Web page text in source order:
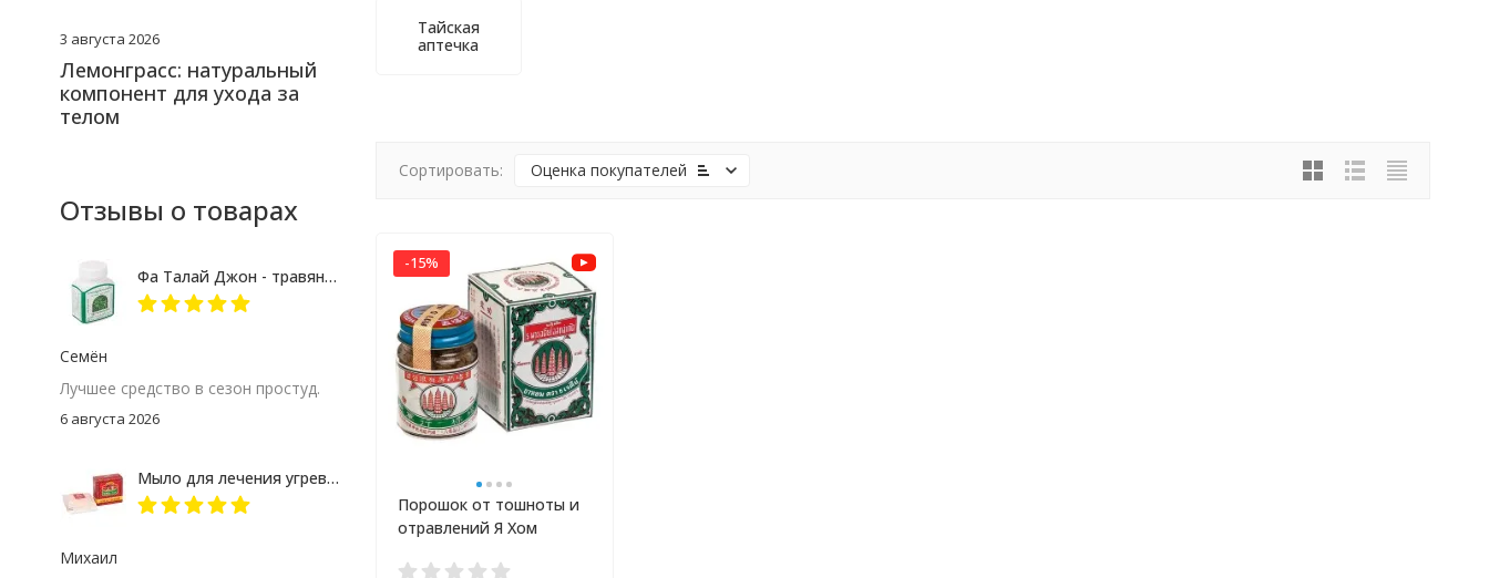
Тайская
аптечка
Сортировать: Оценка покупателей
-15%
Порошок от тошноты и
отравлений Я Хом
3 августа 2026
Лемонграсс: натуральный
компонент для ухода за
телом
Отзывы о товарах
Фа Талай Джон - травяные капсулы против гриппа и простуды
Семён
Лучшее средство в сезон простуд.
6 августа 2026
Мыло для лечения угревой сыпи Madame Heng
Михаил